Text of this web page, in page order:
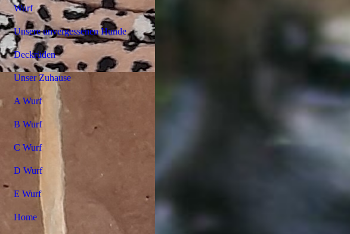
Wurf
Unsere unvergessenen Hunde
Deckrüden
Unser Zuhause
A Wurf
B Wurf
C Wurf
D Wurf
E Wurf
Home